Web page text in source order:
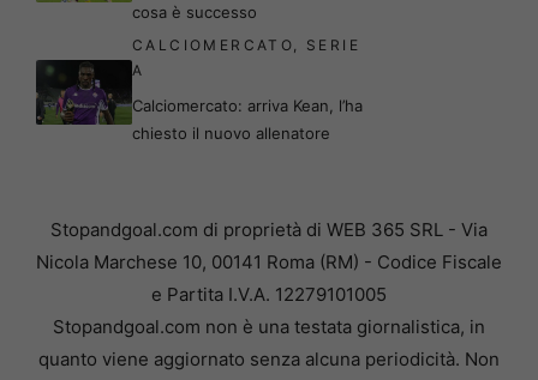
cosa è successo
CALCIOMERCATO
SERIE
A
Calciomercato: arriva Kean, l’ha
chiesto il nuovo allenatore
Stopandgoal.com di proprietà di WEB 365 SRL - Via
Nicola Marchese 10, 00141 Roma (RM) - Codice Fiscale
e Partita I.V.A. 12279101005
Stopandgoal.com non è una testata giornalistica, in
quanto viene aggiornato senza alcuna periodicità. Non